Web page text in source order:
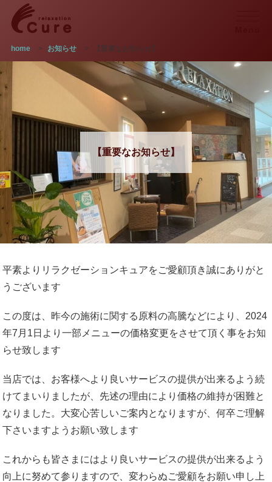
home > お知らせ > 【重要なお知らせ】
【重要なお知らせ】
平素よりリラクゼーションキュアをご愛顧頂き誠にありがと
うございます
この度は、昨今の施術に関する原料の高騰などにより、2024
年7月1日より一部メニューの価格変更をさせて頂く事をお知
らせ致します
当店では、お客様へより良いサービスの提供が出来るよう続
けてまいりましたが、先述の理由により価格の維持が困難と
なりました。大変心苦しいご案内となりますが、何卒ご理解
下さいますようお願い致します
これからも皆さまにはより良いサービスの提供が出来るよう
向上に努めて参りますので、変わらぬご愛顧をお願い申し上